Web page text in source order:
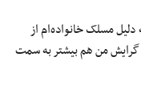
مسلک خانواده‌ام از
من هم بیشتر به سمت